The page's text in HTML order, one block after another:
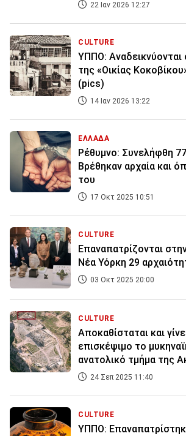
22 Ιαν 2026 12:27
CULTURE
ΥΠΠΟ: Αναδεικνύονται
της «Οικίας
(pics)
14 Ιαν 2026 13:22
ΕΛΛΑΔΑ
Ρέθυμνο: Συνελήφθη
Βρέθηκαν αρχαία και
του
17 Οκτ 2025 10:51
CULTURE
Επαναπατρίζονται
Νέα Υόρκη 29
03 Οκτ 2025 20:00
CULTURE
Αποκαθίσταται και
επισκέψιμο το
ανατολικό τμήμα της
24 Σεπ 2025 11:40
CULTURE
ΥΠΠΟ: